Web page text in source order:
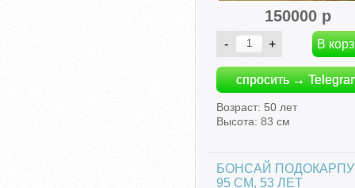
150000 р
спросить →
Возраст: 50 лет
Высота: 83 см
БОНСАЙ
95 СМ, 53 ЛЕТ